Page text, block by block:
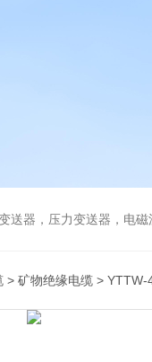
器，压力变送器，电磁
> 矿物绝缘电缆 > YTTW-